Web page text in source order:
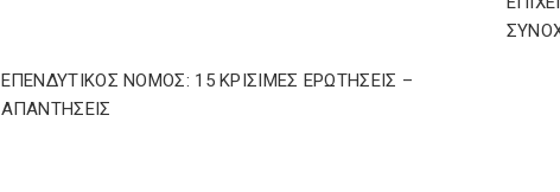
ΕΠΕΝΔΥΤΙΚΟΣ ΝΟΜΟΣ: 15 ΚΡΙΣΙΜΕΣ ΕΡΩΤΗΣΕΙΣ –
ΑΠΑΝΤΗΣΕΙΣ